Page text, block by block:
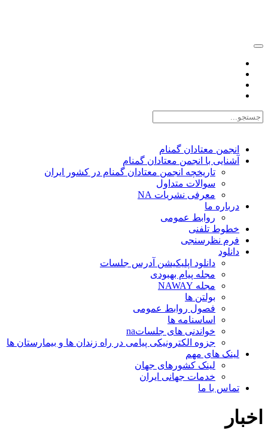
انجمن معتادان گمنام
آشنایی با انجمن معتادان گمنام
تاریخچه انجمن معتادان گمنام در کشور ایران
سوالات متداول
معرفی نشریات NA
درباره ما
روابط عمومی
خطوط تلفنی
فرم نظرسنجی
دانلود
دانلود اپلیکیشن آدرس جلسات
مجله پیام بهبودی
مجله NAWAY
بولتن ها
فصول روابط عمومی
اساسنامه ها
خواندنی های جلساتna
جزوه الکترونیکی پیامی در راه زندان ها و بیمارستان ها
لینک های مهم
لینک کشورهای جهان
خدمات جهانی ایران
تماس با ما
اخبار